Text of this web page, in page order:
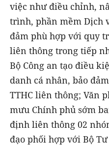
việc như điều chỉnh,
trình, phần mềm Dịch
đảm phù hợp với quy
liên thông trong tiếp
Bộ Công an tạo điều
danh cá nhân, bảo
TTHC liên thông; Văn
mưu Chính phủ sớm
định liên thông 02
đạo phối hợp với Bộ